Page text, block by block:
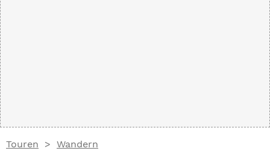
Touren Wandern